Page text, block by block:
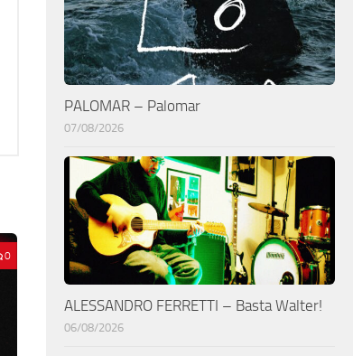
0
PALOMAR – Palomar
07/08/2026
ALESSANDRO FERRETTI – Basta Walter!
06/08/2026